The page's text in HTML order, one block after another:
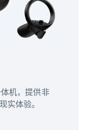
机，提供非
实体验。